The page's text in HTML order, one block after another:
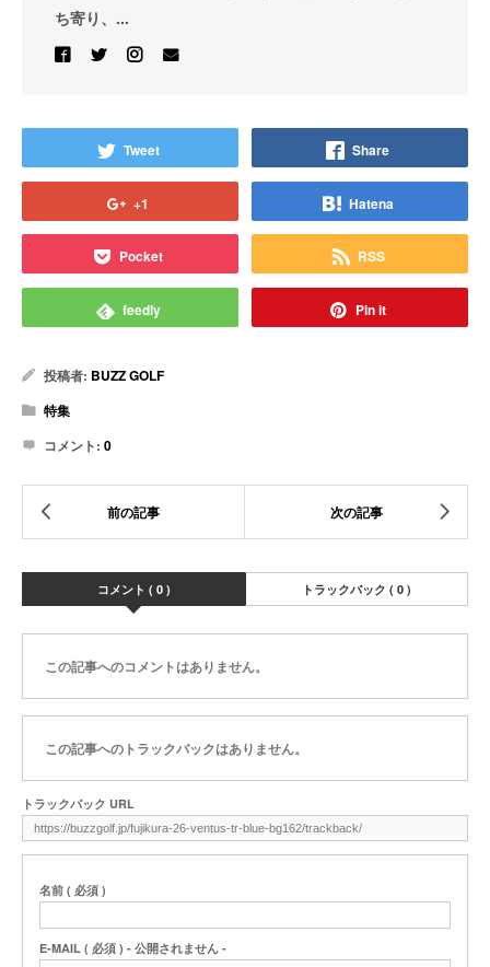
ち寄り、...
Tweet Share
+1 Hatena
Pocket RSS
feedly Pin it
投稿者: BUZZ GOLF
特集
コメント: 0
コメント ( 0 ) トラックバック ( 0 )
この記事へのコメントはありません。
この記事へのトラックバックはありません。
トラックバック URL
名前 ( 必須 )
E-MAIL ( 必須 ) - 公開されません -